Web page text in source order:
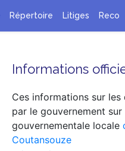
Répertoire Litiges Reco
Informations
Ces informations sur
par le gouvernement
gouvernementale locale
Coutansouze